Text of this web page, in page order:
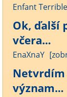
Enfant Terrible
Ok, ďalší
včera...
EnaXnaY
Netvrdím
význam...